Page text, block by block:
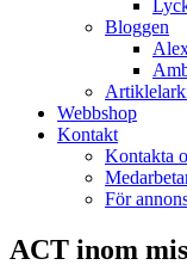
Bloggen
Webbshop
Kontakt
Kontakta
För
ACT inom